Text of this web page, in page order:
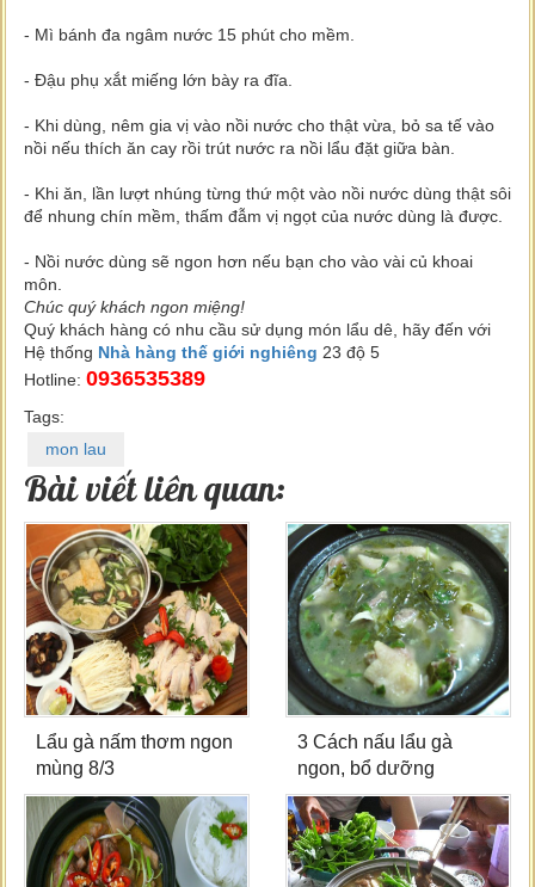
- Mì bánh đa ngâm nước 15 phút cho mềm.
- Đậu phụ xắt miếng lớn bày ra đĩa.
- Khi dùng, nêm gia vị vào nồi nước cho thật vừa, bỏ sa tế vào
nồi nếu thích ăn cay rồi trút nước ra nồi lẩu đặt giữa bàn.
- Khi ăn, lần lượt nhúng từng thứ một vào nồi nước dùng thật sôi
để nhung chín mềm, thấm đẫm vị ngọt của nước dùng là được.
- Nồi nước dùng sẽ ngon hơn nếu bạn cho vào vài củ khoai
môn.
Chúc quý khách ngon miệng!
Quý khách hàng có nhu cầu sử dụng món lẩu dê, hãy đến với
Hệ thống Nhà hàng thế giới nghiêng 23 độ 5
Hotline: 0936535389
Tags:
mon lau
Bài viết liên quan:
Lẩu gà nấm thơm ngon
mùng 8/3
3 Cách nấu lẩu gà
ngon, bổ dưỡng